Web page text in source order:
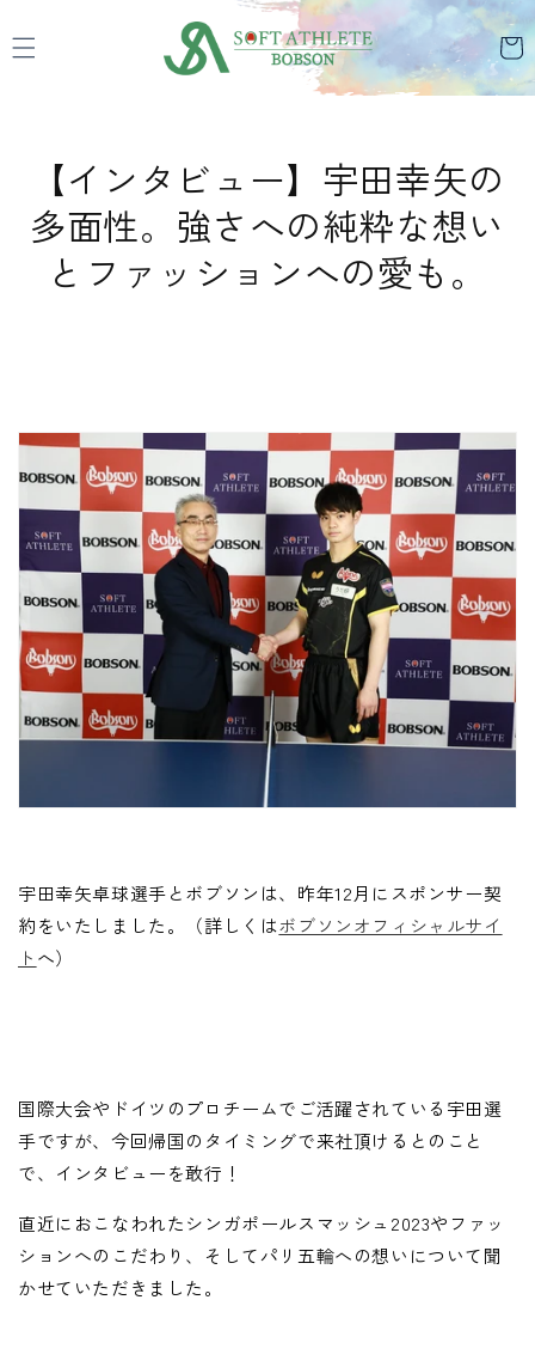
カ
ー
ト
【インタビュー】宇田幸矢の
多面性。強さへの純粋な想い
とファッションへの愛も。
宇田幸矢卓球選手とボブソンは、昨年12月にスポンサー契
約をいたしました。（詳しくはボブソンオフィシャルサイ
ト へ）
国際大会やドイツのプロチームでご活躍されている宇田選
手ですが、今回帰国のタイミングで来社頂けるとのこと
で、インタビューを敢行！
直近におこなわれたシンガポールスマッシュ2023やファッ
ションへのこだわり、そしてパリ五輪への想いについて聞
かせていただきました。